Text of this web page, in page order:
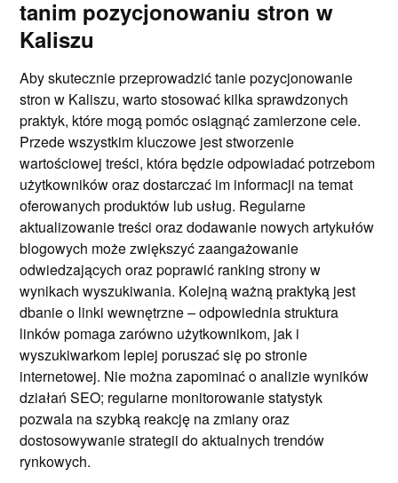
tanim pozycjonowaniu stron w
Kaliszu
Aby skutecznie przeprowadzić tanie pozycjonowanie
stron w Kaliszu, warto stosować kilka sprawdzonych
praktyk, które mogą pomóc osiągnąć zamierzone cele.
Przede wszystkim kluczowe jest stworzenie
wartościowej treści, która będzie odpowiadać potrzebom
użytkowników oraz dostarczać im informacji na temat
oferowanych produktów lub usług. Regularne
aktualizowanie treści oraz dodawanie nowych artykułów
blogowych może zwiększyć zaangażowanie
odwiedzających oraz poprawić ranking strony w
wynikach wyszukiwania. Kolejną ważną praktyką jest
dbanie o linki wewnętrzne – odpowiednia struktura
linków pomaga zarówno użytkownikom, jak i
wyszukiwarkom lepiej poruszać się po stronie
internetowej. Nie można zapominać o analizie wyników
działań SEO; regularne monitorowanie statystyk
pozwala na szybką reakcję na zmiany oraz
dostosowywanie strategii do aktualnych trendów
rynkowych.